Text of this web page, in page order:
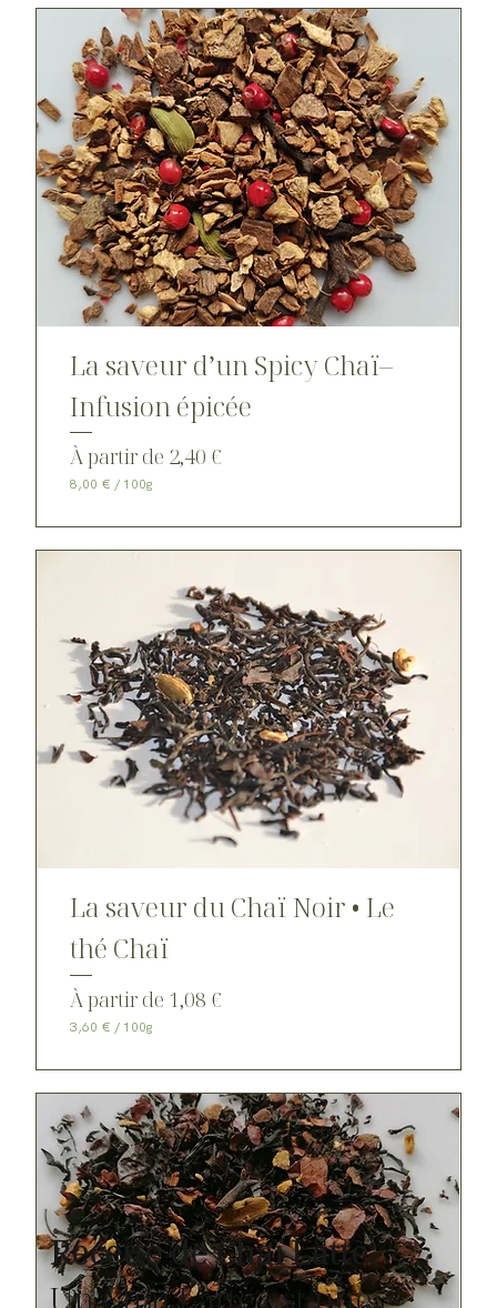
La saveur d’un Spicy Chaï–
Infusion épicée
À partir de 2,40 €
Prix promotionnel
8,00 € / 100g
0
r
1
0
0
G
m
m
La saveur du Chaï Noir • Le
thé Chaï
À partir de 1,08 €
Prix promotionnel
3,60 € / 100g
0
€
p
a
r
1
0
0
G
r
a
m
Recette de Chaï Latte:
Un Chai Latte est une